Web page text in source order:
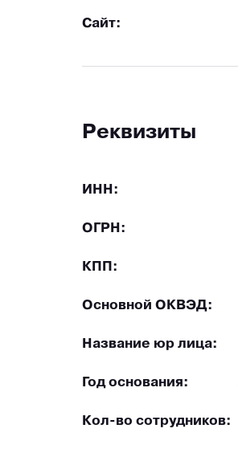
Сайт:
Реквизиты
ИНН:
ОГРН:
КПП:
Основной ОКВЭД:
Название юр лица:
Год основания:
Кол-во сотрудников: